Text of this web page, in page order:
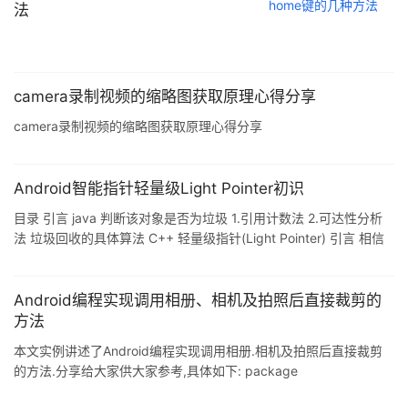
法
camera录制视频的缩略图获取原理心得分享
camera录制视频的缩略图获取原理心得分享
Android智能指针轻量级Light Pointer初识
目录 引言 java 判断该对象是否为垃圾 1.引用计数法 2.可达性分析
法 垃圾回收的具体算法 C++ 轻量级指针(Light Pointer) 引言 相信
Android编程实现调用相册、相机及拍照后直接裁剪的
方法
本文实例讲述了Android编程实现调用相册.相机及拍照后直接裁剪
的方法.分享给大家供大家参考,具体如下: package